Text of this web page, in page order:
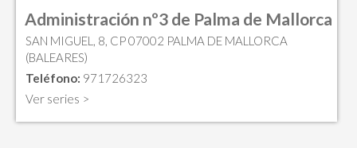
Administración nº3 de Palma de Mallorca
SAN MIGUEL, 8, CP 07002 PALMA DE MALLORCA
(BALEARES)
Teléfono: 971726323
Ver series >